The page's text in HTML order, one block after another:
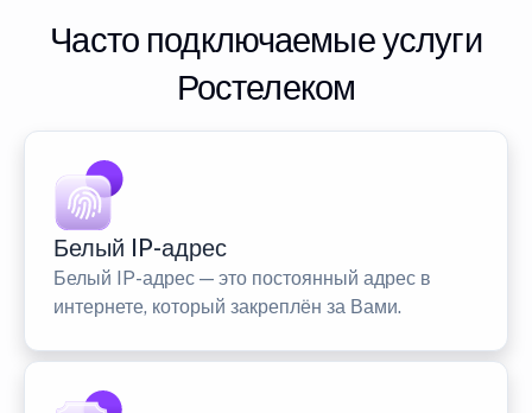
Часто подключаемые услуги
Ростелеком
Белый IP-адрес
Белый IP-адрес — это постоянный адрес в
интернете, который закреплён за Вами.